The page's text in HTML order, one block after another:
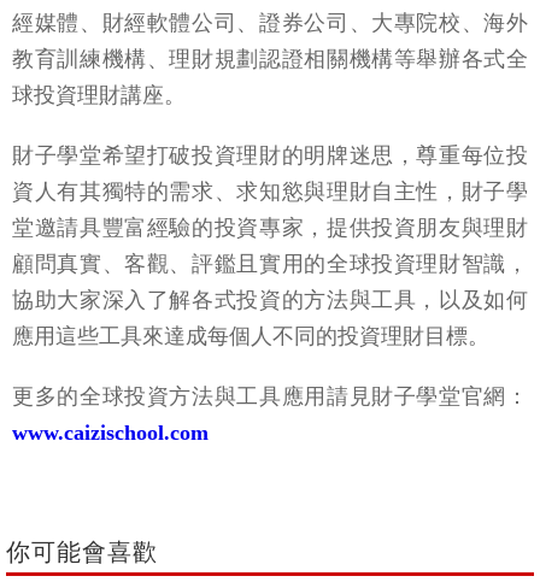
經媒體、財經軟體公司、證券公司、大專院校、海外
教育訓練機構、理財規劃認證相關機構等舉辦各式全
球投資理財講座。
財子學堂希望打破投資理財的明牌迷思，尊重每位投
資人有其獨特的需求、求知慾與理財自主性，財子學
堂邀請具豐富經驗的投資專家，提供投資朋友與理財
顧問真實、客觀、評鑑且實用的全球投資理財智識，
協助大家深入了解各式投資的方法與工具，以及如何
應用這些工具來達成每個人不同的投資理財目標。
更多的全球投資方法與工具應用請見財子學堂官網：
www.caizischool.com
你可能會喜歡